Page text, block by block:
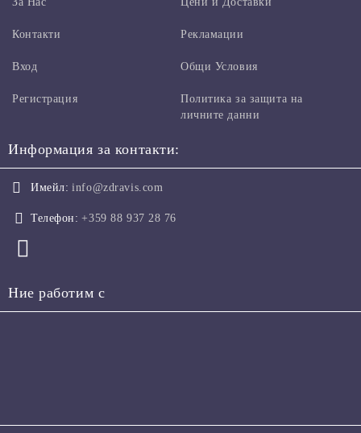
Контакти
Вход
Регистрация
Рекламации
Общи Условия
Политика за защита на
личните данни
Информация за контакти:
Имейл: info@zdravis.com
Телефон: +359 88 937 28 76
Ние работим с